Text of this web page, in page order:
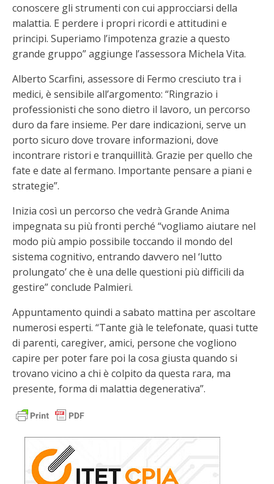
conoscere gli strumenti con cui approcciarsi della
malattia. E perdere i propri ricordi e attitudini e
principi. Superiamo l’impotenza grazie a questo
grande gruppo” aggiunge l’assessora Michela Vita.
Alberto Scarfini, assessore di Fermo cresciuto tra i
medici, è sensibile all’argomento: “Ringrazio i
professionisti che sono dietro il lavoro, un percorso
duro da fare insieme. Per dare indicazioni, serve un
porto sicuro dove trovare informazioni, dove
incontrare ristori e tranquillità. Grazie per quello che
fate e date al fermano. Importante pensare a piani e
strategie”.
Inizia così un percorso che vedrà Grande Anima
impegnata su più fronti perché “vogliamo aiutare nel
modo più ampio possibile toccando il mondo del
sistema cognitivo, entrando davvero nel ‘lutto
prolungato’ che è una delle questioni più difficili da
gestire” conclude Palmieri.
Appuntamento quindi a sabato mattina per ascoltare
numerosi esperti. “Tante già le telefonate, quasi tutte
di parenti, caregiver, amici, persone che vogliono
capire per poter fare poi la cosa giusta quando si
trovano vicino a chi è colpito da questa rara, ma
presente, forma di malattia degenerativa”.